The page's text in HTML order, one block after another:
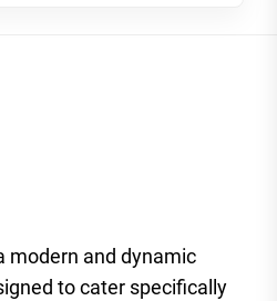
modern and dynamic
to cater specifically